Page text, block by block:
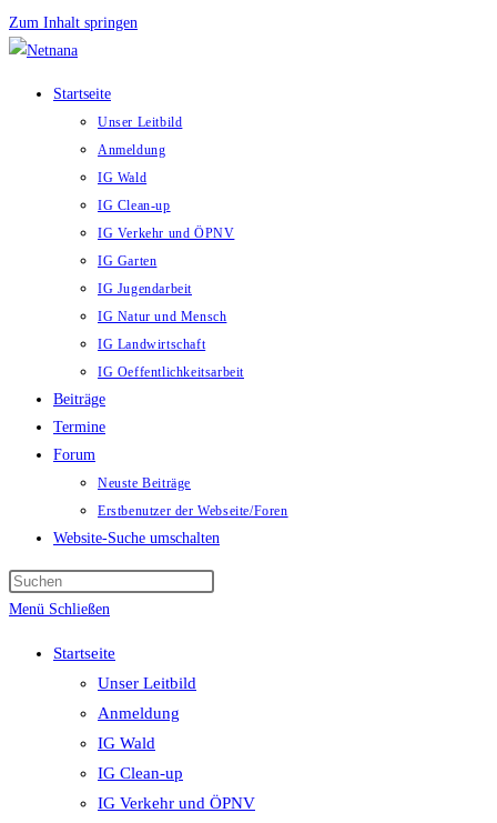
Zum Inhalt springen
Startseite
Unser Leitbild
Anmeldung
IG Wald
IG Clean-up
IG Verkehr und ÖPNV
IG Garten
IG Jugendarbeit
IG Natur und Mensch
IG Landwirtschaft
IG Oeffentlichkeitsarbeit
Beiträge
Termine
Forum
Neuste Beiträge
Erstbenutzer der Webseite/Foren
Website-Suche umschalten
Menü Schließen
Startseite
Unser Leitbild
Anmeldung
IG Wald
IG Clean-up
IG Verkehr und ÖPNV